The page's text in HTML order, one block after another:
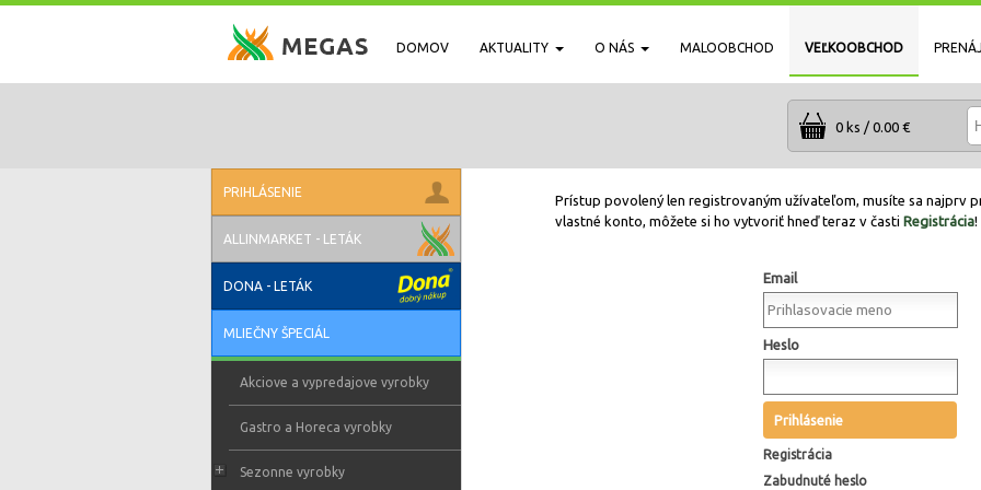
DOMOV AKTUALITY O NÁS MALOOBCHOD VEĽKOOBCHOD
0 ks / 0.00 €
PRIHLÁSENIE
ALLINMARKET - LETÁK
DONA - LETÁK
MLIEČNY ŠPECIÁL
Akciove a vypredajove vyrobky
Gastro a Horeca vyrobky
Sezonne vyrobky
Prístup povolený len registrovaným užívateľom, musíte sa najprv
vlastné konto, môžete si ho vytvoriť hneď teraz v časti Registrácia!
Email
Heslo
Prihlásenie
Registrácia
Zabudnuté heslo